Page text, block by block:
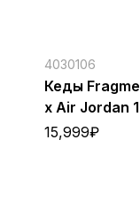
4030106
Кеды
x Air Jordan
15,999₽